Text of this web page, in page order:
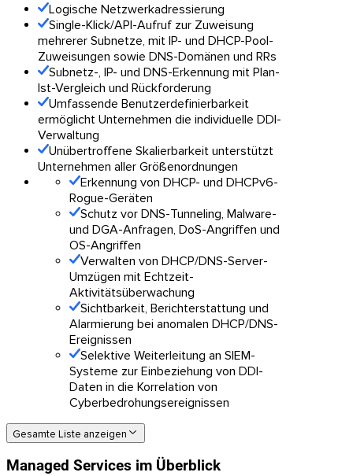
Logische Netzwerkadressierung
Single-Klick/API-Aufruf zur Zuweisung
mehrerer Subnetze, mit IP- und DHCP-Pool-
Zuweisungen sowie DNS-Domänen und RRs
Subnetz-, IP- und DNS-Erkennung mit Plan-
Ist-Vergleich und Rückforderung
Umfassende Benutzerdefinierbarkeit
ermöglicht Unternehmen die individuelle DDI-
Verwaltung
Unübertroffene Skalierbarkeit unterstützt
Unternehmen aller Größenordnungen
Erkennung von DHCP- und DHCPv6-
Rogue-Geräten
Schutz vor DNS-Tunneling, Malware-
und DGA-Anfragen, DoS-Angriffen und
OS-Angriffen
Verwalten von DHCP/DNS-Server-
Umzügen mit Echtzeit-
Aktivitätsüberwachung
Sichtbarkeit, Berichterstattung und
Alarmierung bei anomalen DHCP/DNS-
Ereignissen
Selektive Weiterleitung an SIEM-
Systeme zur Einbeziehung von DDI-
Daten in die Korrelation von
Cyberbedrohungsereignissen
Gesamte Liste anzeigen
Managed Services im Überblick